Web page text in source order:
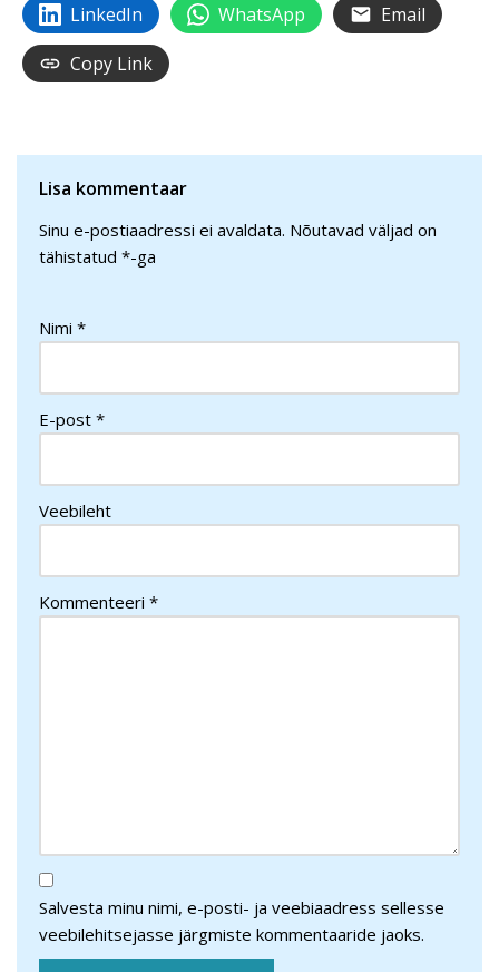
LinkedIn
WhatsApp
Email
Copy Link
Lisa kommentaar
Sinu e-postiaadressi ei avaldata. Nõutavad väljad on
tähistatud *-ga
Nimi *
E-post *
Veebileht
Kommenteeri *
Salvesta minu nimi, e-posti- ja veebiaadress sellesse
veebilehitsejasse järgmiste kommentaaride jaoks.